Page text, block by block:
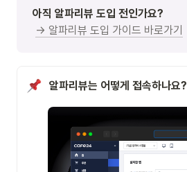
아직 알파리뷰 도입 전인가요?
→ 알파리뷰 도입 가이드 바로가기
알파리뷰는 어떻게 접속하나요?